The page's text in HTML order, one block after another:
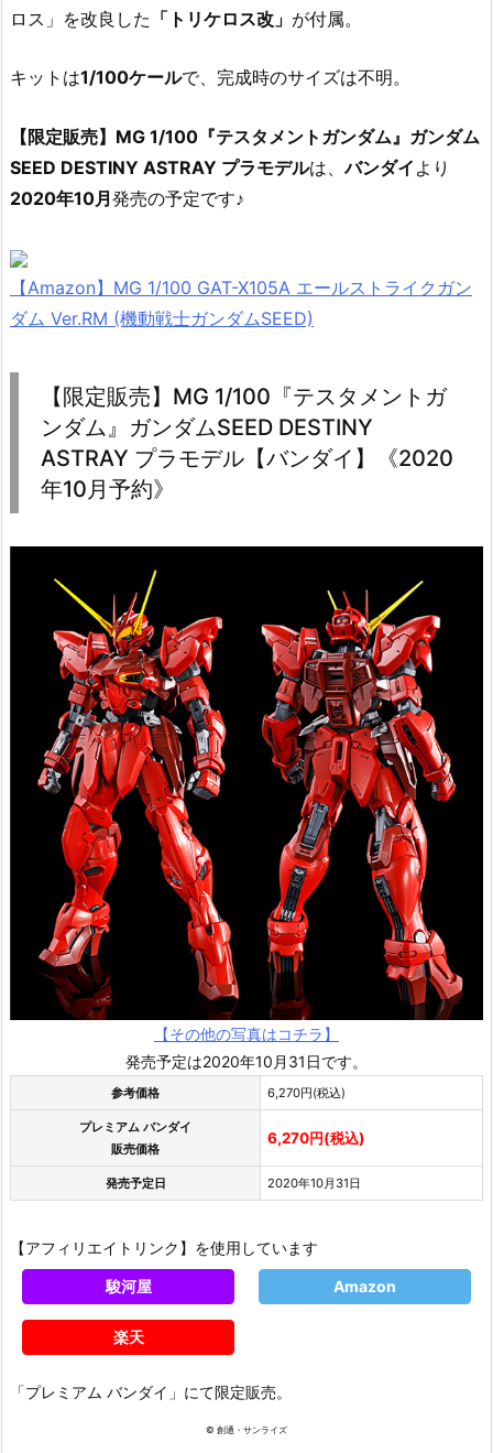
ロス」を改良した 「トリケロス改」 が付属。
キットは1/100ケールで、完成時のサイズは不明。
【限定販売】MG 1/100『テスタメントガンダム』ガンダム
SEED DESTINY ASTRAY プラモデルは、バンダイ より
2020年10月発売の予定です♪
【Amazon】MG 1/100 GAT-X105A エールストライクガン
ダム Ver.RM (機動戦士ガンダムSEED)
【限定販売】MG 1/100『テスタメントガ
ンダム』ガンダムSEED DESTINY
ASTRAY プラモデル【バンダイ】《2020
年10月予約》
【その他の写真はコチラ】
発売予定は2020年10月31日です。
参考価格 6,270円(税込)
プレミアム バンダイ
販売価格
6,270円(税込)
発売予定日 2020年10月31日
【アフィリエイトリンク】を使用しています
駿河屋 Amazon
楽天
「プレミアム バンダイ」にて限定販売。
© 創通・サンライズ